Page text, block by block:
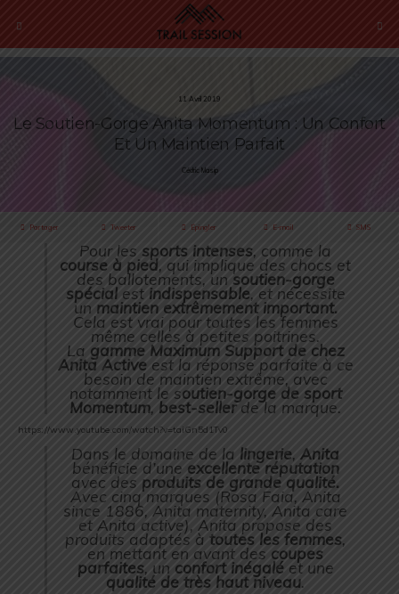
11 Avril 2019
Le Soutien-Gorge Anita Momentum : Un Confort
Et Un Maintien Parfait
Cédric Masip
Partager Tweeter Épingler E-mail SMS
Pour les sports intenses, comme la
course à pied, qui implique des chocs et
des ballotements, un soutien-gorge
spécialest indispensable, et nécessite
un maintien extrêmement important.
Cela est vrai pour toutes les femmes
même celles à petites poitrines.
La gamme Maximum Support de chez
Anita Activeest la réponse parfaite à ce
besoin de maintien extrême, avec
notamment le soutien-gorge de sport
Momentum, best-sellerde la marque.
https://www.youtube.com/watch?v=taiGn5d1Tv0
Dans le domaine de la lingerie, Anita
bénéficie d’une excellente réputation
avec des produits de grande qualité.
Avec cinq marques (Rosa Faia, Anita
since 1886, Anita maternity, Anita care
et Anita active), Anita propose des
produits adaptés à toutes les femmes,
en mettant en avant des coupes
parfaites, un confort inégaléet une
qualité de très haut niveau.